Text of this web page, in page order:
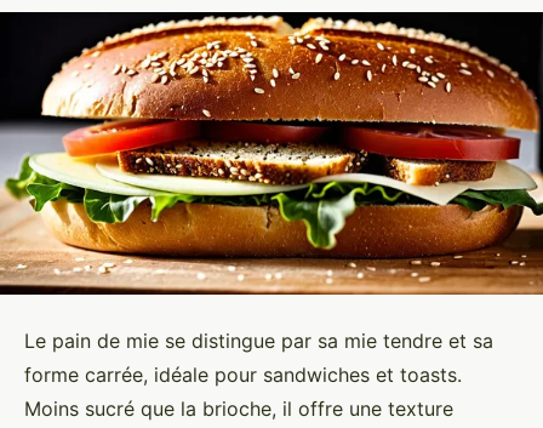
Le pain de mie se distingue par sa mie tendre et sa
forme carrée, idéale pour sandwiches et toasts.
Moins sucré que la brioche, il offre une texture